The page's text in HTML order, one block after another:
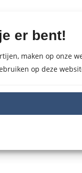
er bent!
maken op onze
op deze